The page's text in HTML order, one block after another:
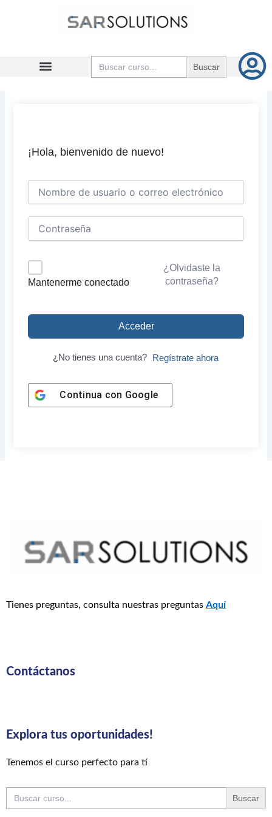
Buscar:
¡Hola, bienvenido de nuevo!
Mantenerme conectado
¿Olvidaste la
contraseña?
Acceder
¿No tienes una cuenta? Regístrate ahora
Continua con Google
Tienes preguntas, consulta nuestras preguntas Aquí
Contáctanos
Explora tus oportunidades!
Tenemos el curso perfecto para tí
Buscar: